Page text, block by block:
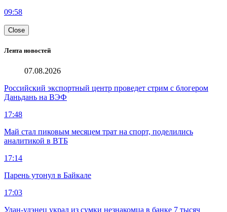
09:58
Close
Лента новостей
07.08.2026
Российский экспортный центр проведет стрим с блогером
Даньдань на ВЭФ
17:48
Май стал пиковым месяцем трат на спорт, поделились
аналитикой в ВТБ
17:14
Парень утонул в Байкале
17:03
Улан-удэнец украл из сумки незнакомца в банке 7 тысяч